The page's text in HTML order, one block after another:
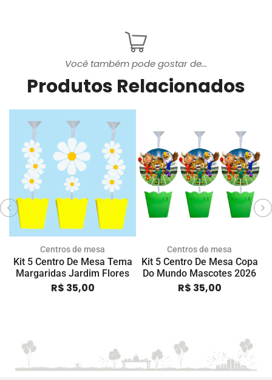
Você também pode gostar de...
Produtos Relacionados
Centros de mesa
Kit 5 Centro De Mesa Tema
Margaridas Jardim Flores
R$ 35,00
Centros de mesa
Kit 5 Centro De Mesa Copa
Do Mundo Mascotes 2026
R$ 35,00